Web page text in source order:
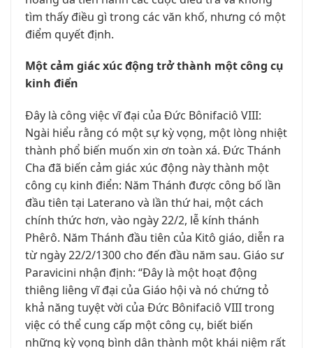
tìm thấy điều gì trong các văn khố, nhưng có một
điểm quyết định.
Một cảm giác xúc động trở thành một công cụ
kinh điển
Đây là công việc vĩ đại của Đức Bônifaciô VIII:
Ngài hiểu rằng có một sự kỳ vọng, một lòng nhiệt
thành phổ biến muốn xin ơn toàn xá. Đức Thánh
Cha đã biến cảm giác xúc động này thành một
công cụ kinh điển: Năm Thánh được công bố lần
đầu tiên tại Laterano và lần thứ hai, một cách
chính thức hơn, vào ngày 22/2, lễ kính thánh
Phêrô. Năm Thánh đầu tiên của Kitô giáo, diễn ra
từ ngày 22/2/1300 cho đến đầu năm sau. Giáo sư
Paravicini nhận định: “Đây là một hoạt động
thiêng liêng vĩ đại của Giáo hội và nó chứng tỏ
khả năng tuyệt vời của Đức Bônifaciô VIII trong
việc có thể cung cấp một công cụ, biết biến
những kỳ vọng bình dân thành một khái niệm rất